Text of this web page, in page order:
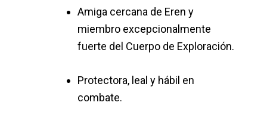
Amiga cercana de Eren y
miembro excepcionalmente
fuerte del Cuerpo de Exploración.
Protectora, leal y hábil en
combate.